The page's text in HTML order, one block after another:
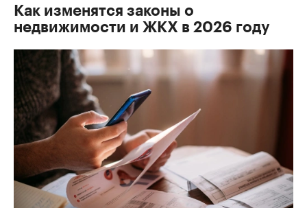
Как изменятся законы о
недвижимости и ЖКХ в 2026 году